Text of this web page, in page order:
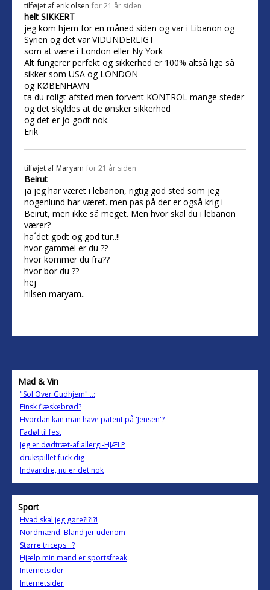
tilføjet af erik olsen for 21 år siden
helt SIKKERT
jeg kom hjem for en måned siden og var i Libanon og
Syrien og det var VIDUNDERLIGT
som at være i London eller Ny York
Alt fungerer perfekt og sikkerhed er 100% altså lige så
sikker som USA og LONDON
og KØBENHAVN
ta du roligt afsted men forvent KONTROL mange steder
og det skyldes at de ønsker sikkerhed
og det er jo godt nok.
Erik
tilføjet af Maryam for 21 år siden
Beirut
ja jeg har været i lebanon, rigtig god sted som jeg
nogenlund har været. men pas på der er også krig i
Beirut, men ikke så meget. Men hvor skal du i lebanon
værer?
ha´det godt og god tur..!!
hvor gammel er du ??
hvor kommer du fra??
hvor bor du ??
hej
hilsen maryam..
Mad & Vin
"Sol Over Gudhjem" ..:
Finsk flæskebrød?
Hvordan kan man have patent på 'Jensen'?
Fadøl til fest
Jeg er dødtræt-af allergi-HJÆLP
drukspillet fuck dig
Indvandre, nu er det nok
Sport
Hvad skal jeg gøre?!?!?!
Nordmænd: Bland jer udenom
Større triceps...?
Hjælp min mand er sportsfreak
Internetsider
Internetsider